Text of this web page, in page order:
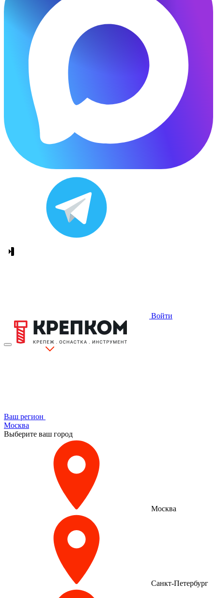
Войти
Ваш регион
Москва
Выберите ваш город
Москва
Санкт-Петербург